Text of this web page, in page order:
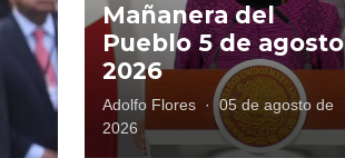
Mañanera del
Pueblo 5 de agosto
2026
Adolfo Flores · 05 de agosto de
2026